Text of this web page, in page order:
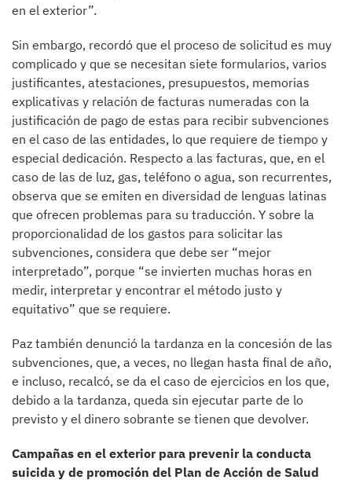
en el exterior”.
Sin embargo, recordó que el proceso de solicitud es muy
complicado y que se necesitan siete formularios, varios
justificantes, atestaciones, presupuestos, memorias
explicativas y relación de facturas numeradas con la
justificación de pago de estas para recibir subvenciones
en el caso de las entidades, lo que requiere de tiempo y
especial dedicación. Respecto a las facturas, que, en el
caso de las de luz, gas, teléfono o agua, son recurrentes,
observa que se emiten en diversidad de lenguas latinas
que ofrecen problemas para su traducción. Y sobre la
proporcionalidad de los gastos para solicitar las
subvenciones, considera que debe ser “mejor
interpretado”, porque “se invierten muchas horas en
medir, interpretar y encontrar el método justo y
equitativo” que se requiere.
Paz también denunció la tardanza en la concesión de las
subvenciones, que, a veces, no llegan hasta final de año,
e incluso, recalcó, se da el caso de ejercicios en los que,
debido a la tardanza, queda sin ejecutar parte de lo
previsto y el dinero sobrante se tienen que devolver.
Campañas en el exterior para prevenir la conducta
suicida y de promoción del Plan de Acción de Salud